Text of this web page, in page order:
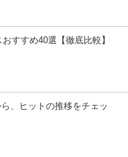
すすめ40選【徹底比較】
、ヒットの推移をチェッ